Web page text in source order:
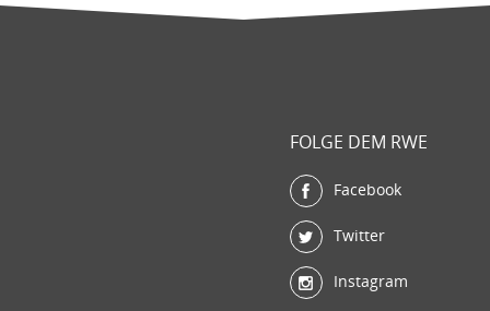
FOLGE DEM RWE
Facebook
Twitter
Instagram